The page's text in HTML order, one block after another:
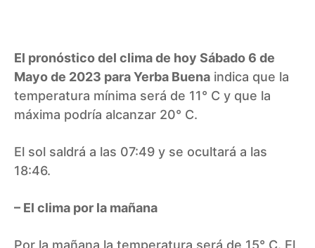
El pronóstico del clima de hoy Sábado 6 de
Mayo de 2023 para Yerba Buena indica que la
temperatura mínima será de 11° C y que la
máxima podría alcanzar 20° C.
El sol saldrá a las 07:49 y se ocultará a las
18:46.
– El clima por la mañana